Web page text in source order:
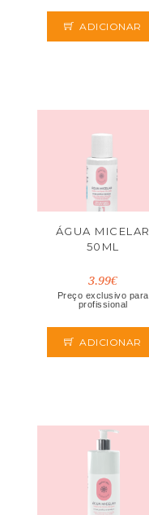
ADICIONAR
ÁGUA MICELAR
50ML
3.99€
Preço exclusivo para
profissional
ADICIONAR